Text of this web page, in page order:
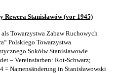
Rewera Stanisławów (vor 1945)
als Towarzystwa Zabaw Ruchowych
Polskiego Towarzystwa
Sokółw Stanisławowie
– Vereinsfarben: Rot-Schwarz;
= Namensänderung in Stanisławowski